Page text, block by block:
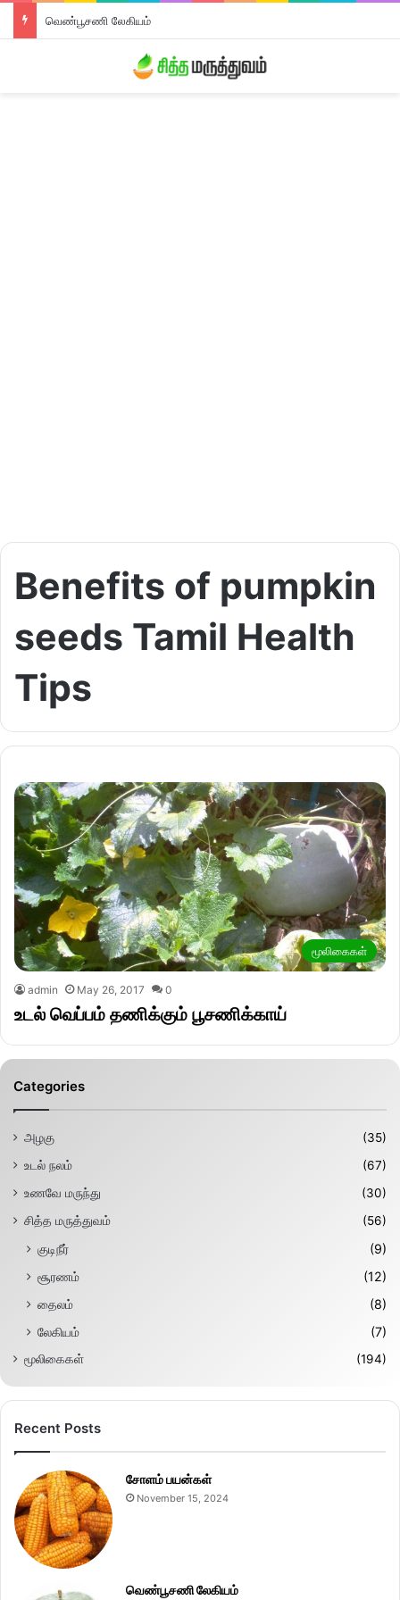
திரிபலா லேகியம்
Benefits of pumpkin
seeds Tamil Health
Tips
மூலிகைகள்
admin May 26, 2017 0
உடல் வெப்பம் தணிக்கும் பூசணிக்காய்
Categories
அழகு
(35)
உடல் நலம்
(67)
உணவே மருந்து
(30)
சித்த மருத்துவம்
(56)
குடிநீர்
(9)
சூரணம்
(12)
தைலம்
(8)
லேகியம்
(7)
மூலிகைகள் (194)
Recent Posts
சோளம் பயன்கள்
November 15, 2024
வெண்பூசணி லேகியம்